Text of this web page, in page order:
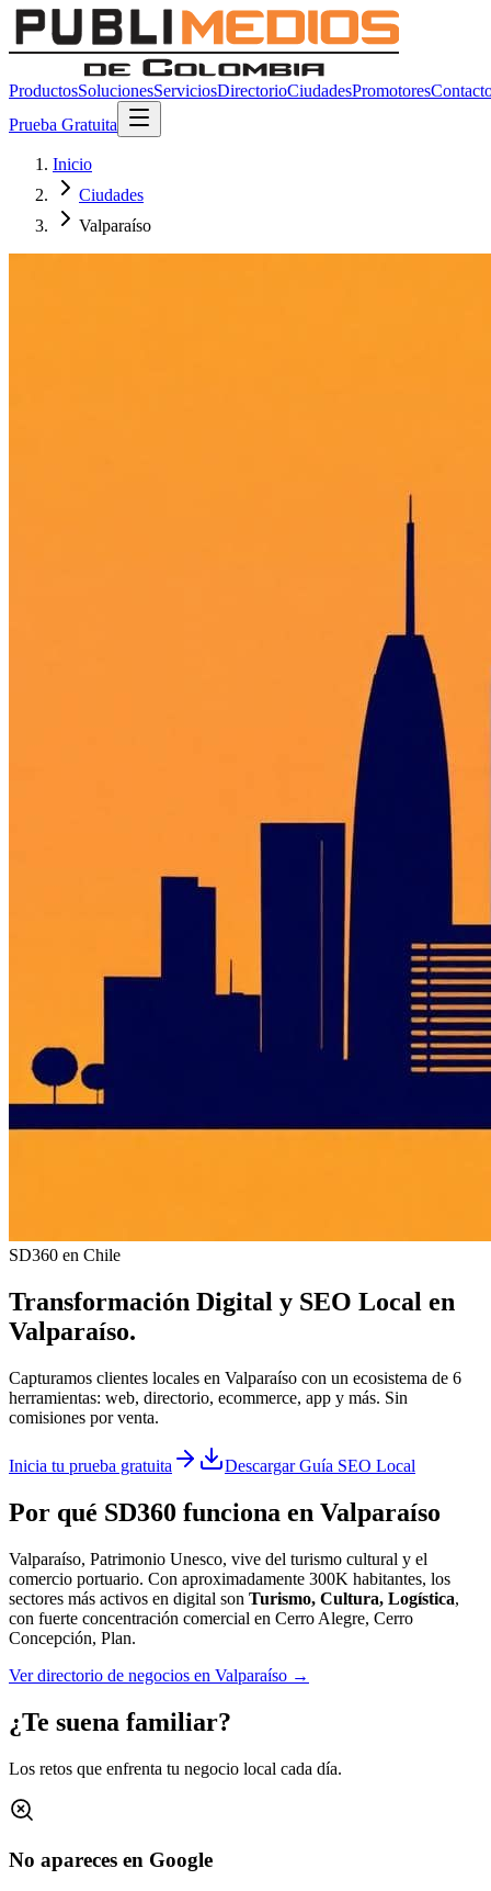
ProductosSolucionesServiciosDirectorioCiudadesPromotores
Prueba Gratuita
Inicio
Ciudades
Valparaíso
SD360 en Chile
Transformación Digital y SEO Local en
Valparaíso.
Capturamos clientes locales en Valparaíso con un ecosistema de 6
herramientas: web, directorio, ecommerce, app y más. Sin
comisiones por venta.
Inicia tu prueba gratuita Descargar Guía SEO Local
Por qué SD360 funciona en Valparaíso
Valparaíso, Patrimonio Unesco, vive del turismo cultural y el
comercio portuario. Con aproximadamente 300K habitantes, los
sectores más activos en digital son Turismo, Cultura, Logística,
con fuerte concentración comercial en Cerro Alegre, Cerro
Concepción, Plan.
Ver directorio de negocios en Valparaíso →
¿Te suena familiar?
Los retos que enfrenta tu negocio local cada día.
No apareces en Google